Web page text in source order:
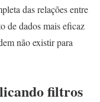
das relações entre
de dados mais eficaz
não existir para
filtros